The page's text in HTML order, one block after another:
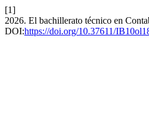
[1]
2026. El bachillerato técnico en
DOI:https://doi.org/10.37611/